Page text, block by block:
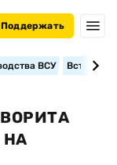
Поддержать
ВСУ
НА